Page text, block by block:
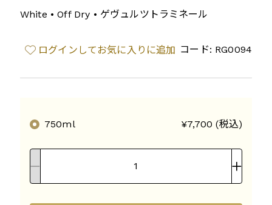
White • Off Dry • ゲヴュルツトラミネール
ログインしてお気に入りに追加 コード: RG0094
750ml ¥7,700 (税込)